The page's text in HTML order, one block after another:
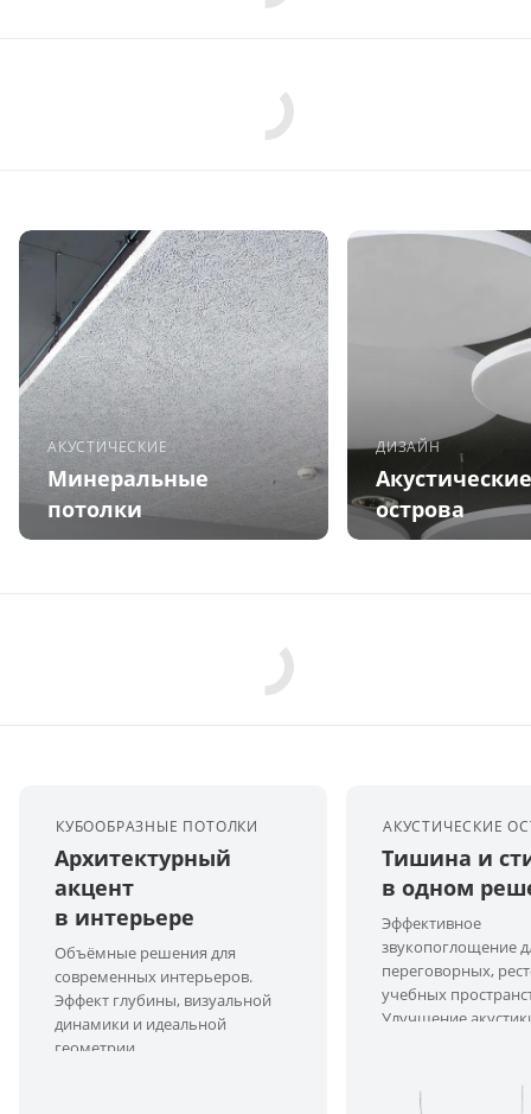
АКУСТИЧЕСКИЕ
Минеральные
потолки
ДИЗАЙН
Акустические
острова
КУБООБРАЗНЫЕ ПОТОЛКИ
Архитектурный
акцент
в интерьере
Объёмные решения для
современных интерьеров.
Эффект глубины, визуальной
динамики и идеальной
геометрии.
АКУСТИЧЕСКИЕ
Тишина и
в одном
Эффективное
звукопоглощение
переговорных,
учебных
Улучшение